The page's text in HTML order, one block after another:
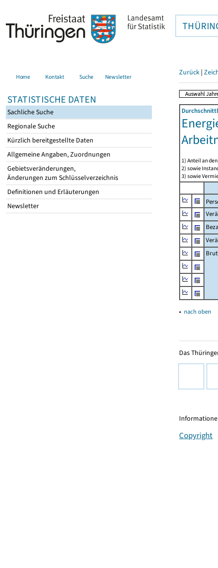
Home Kontakt Suche Newsletter
STATISTISCHE DATEN
Sachliche Suche
Regionale Suche
Kürzlich bereitgestellte Daten
Allgemeine Angaben, Zuordnungen
Gebietsveränderungen,
Änderungen zum Schlüsselverzeichnis
Definitionen und Erläuterungen
Newsletter
Zurück |
1) Anteil an
2) sowie
3) sowie
▴ nach oben
Das
Copyright